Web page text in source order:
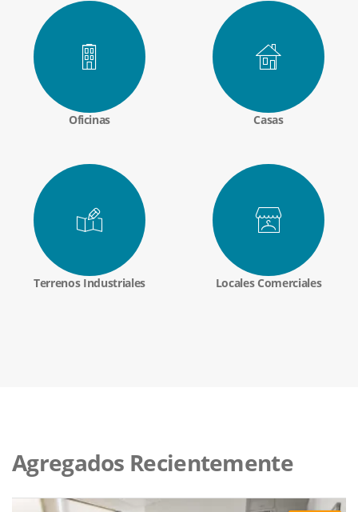
Oficinas Casas
Terrenos Industriales Locales Comerciales
Agregados Recientemente